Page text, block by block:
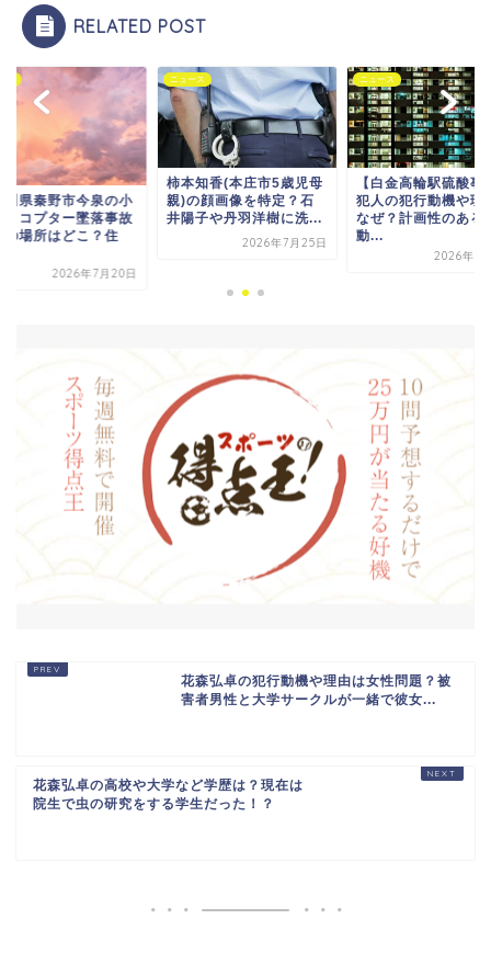
RELATED POST
小
故
ニュース
柿本知香(本庄市5歳児母
親)の顔画像を特定？石
井陽子や丹羽洋樹に洗...
ニュース
【白金高輪駅硫酸事件】
犯人の犯行動機や理由は
なぜ？計画性のある行
動...
ニュース
神奈川
型ヘリ
宅...
花森弘卓の犯行動機や理由は女性問題？被
害者男性と大学サークルが一緒で彼女...
花森弘卓の高校や大学など学歴は？現在は
院生で虫の研究をする学生だった！？